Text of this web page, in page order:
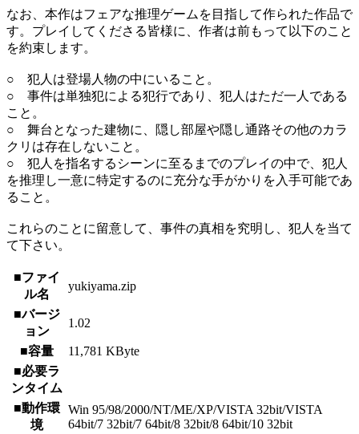
なお、本作はフェアな推理ゲームを目指して作られた作品で
す。プレイしてくださる皆様に、作者は前もって以下のこと
を約束します。
○ 犯人は登場人物の中にいること。
○ 事件は単独犯による犯行であり、犯人はただ一人である
こと。
○ 舞台となった建物に、隠し部屋や隠し通路その他のカラ
クリは存在しないこと。
○ 犯人を指名するシーンに至るまでのプレイの中で、犯人
を推理し一意に特定するのに充分な手がかりを入手可能であ
ること。
これらのことに留意して、事件の真相を究明し、犯人を当て
て下さい。
■ファイ
ル名
yukiyama.zip
■バージ
ョン
1.02
■容量
11,781 KByte
■必要ラ
ンタイム
■動作環
境
Win 95/98/2000/NT/ME/XP/VISTA 32bit/VISTA
64bit/7 32bit/7 64bit/8 32bit/8 64bit/10 32bit